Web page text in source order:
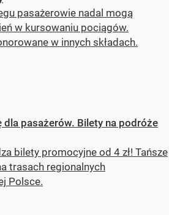
pasażerowie nadal mogą
w kursowaniu pociągów.
w innych składach.
dla pasażerów. Bilety na podróże
bilety promocyjne od 4 zł! Tańsze
trasach regionalnych
Polsce.